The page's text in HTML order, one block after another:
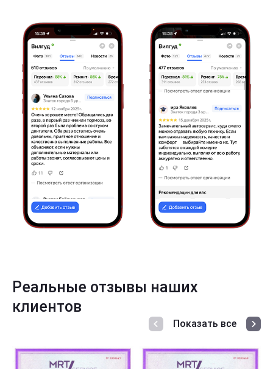
Реальные отзывы наших
клиентов
Показать все